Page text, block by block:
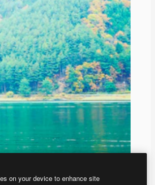
on your device to enhance site